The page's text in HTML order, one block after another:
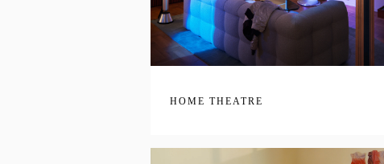
HOME THEATRE